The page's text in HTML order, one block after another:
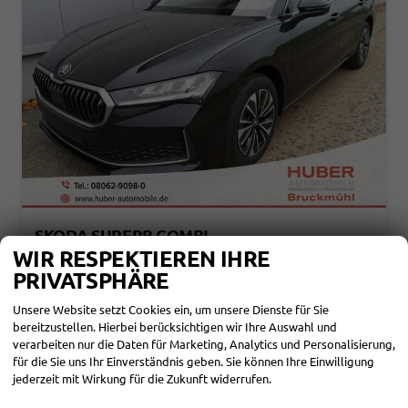
SKODA SUPERB COMBI
sofort lieferbar Fahrzeug mit Tageszulassung
110564
Automatik
01.11.2025
43.990,– € DETAILS
WIR RESPEKTIEREN IHRE
PRIVATSPHÄRE
Unsere Website setzt Cookies ein, um unsere Dienste für Sie
bereitzustellen. Hierbei berücksichtigen wir Ihre Auswahl und
verarbeiten nur die Daten für Marketing, Analytics und Personalisierung,
für die Sie uns Ihr Einverständnis geben. Sie können Ihre Einwilligung
jederzeit mit Wirkung für die Zukunft widerrufen.